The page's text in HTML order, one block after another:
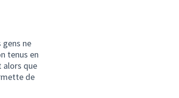
ne
tenus en
alors que
de